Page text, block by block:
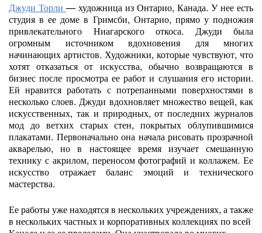
Джуди Торли — художница из Онтарио, Канада. У нее есть
студия в ее доме в Гримсби, Онтарио, прямо у подножия
привлекательного Ниагарского откоса. Джуди была
огромным источником вдохновения для многих
начинающих артистов. Художники, которые чувствуют, что
хотят отказаться от искусства, обычно возвращаются в
бизнес после просмотра ее работ и слушания его истории.
Ей нравится работать с потрепанными поверхностями в
несколько слоев. Джуди вдохновляет множество вещей, как
искусственных, так и природных, от последних журналов
мод до ветхих старых стен, покрытых облупившимися
плакатами. Первоначально она начала рисовать прозрачной
акварелью, но в настоящее время изучает смешанную
технику с акрилом, переносом фотографий и коллажем. Ее
искусство отражает баланс эмоций и технического
мастерства.
Ее работы уже находятся в нескольких учреждениях, а также
в нескольких частных и корпоративных коллекциях по всей